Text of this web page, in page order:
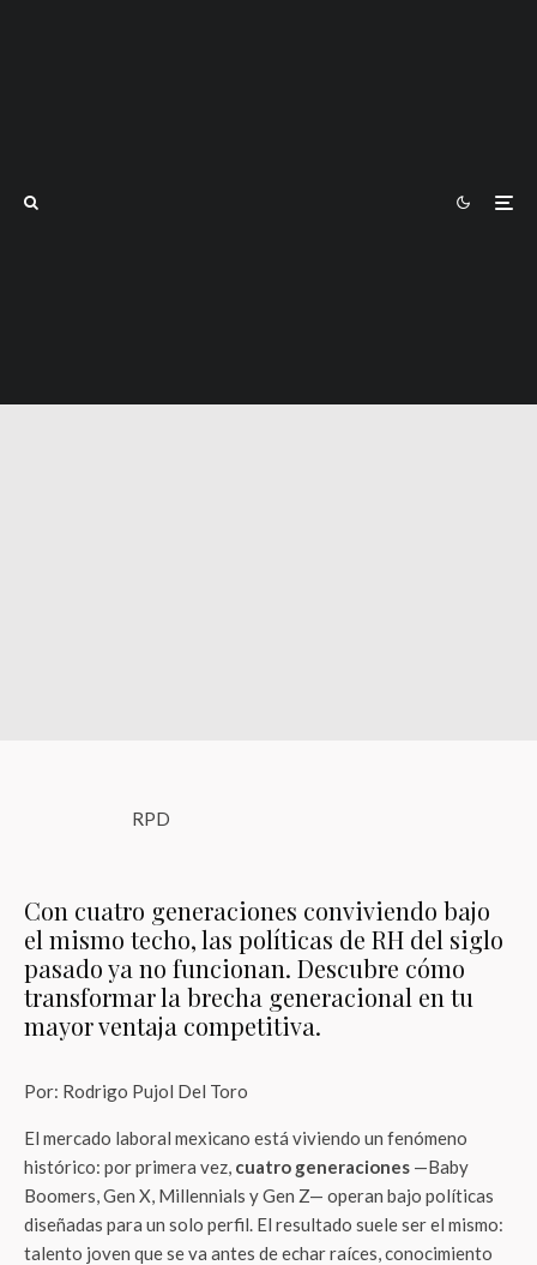
RPD
Con cuatro generaciones conviviendo bajo
el mismo techo, las políticas de RH del siglo
pasado ya no funcionan. Descubre cómo
transformar la brecha generacional en tu
mayor ventaja competitiva.
Por: Rodrigo Pujol Del Toro
El mercado laboral mexicano está viviendo un fenómeno
histórico: por primera vez, cuatro generaciones —Baby
Boomers, Gen X, Millennials y Gen Z— operan bajo políticas
diseñadas para un solo perfil. El resultado suele ser el mismo:
talento joven que se va antes de echar raíces, conocimiento